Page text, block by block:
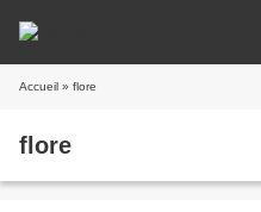
Accueil » flore
flore